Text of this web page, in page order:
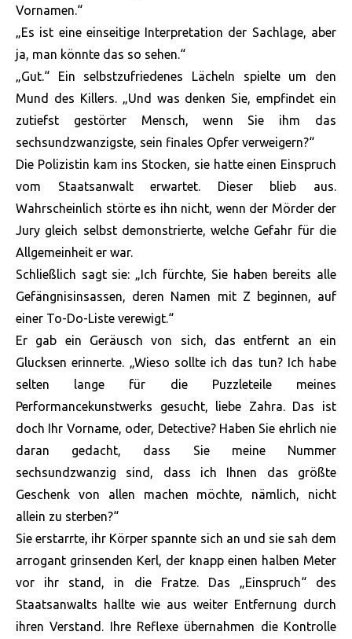
Vornamen.“
„Es ist eine einseitige Interpretation der Sachlage, aber
ja, man könnte das so sehen.“
„Gut.“ Ein selbstzufriedenes Lächeln spielte um den
Mund des Killers. „Und was denken Sie, empfindet ein
zutiefst gestörter Mensch, wenn Sie ihm das
sechsundzwanzigste, sein finales Opfer verweigern?“
Die Polizistin kam ins Stocken, sie hatte einen Einspruch
vom Staatsanwalt erwartet. Dieser blieb aus.
Wahrscheinlich störte es ihn nicht, wenn der Mörder der
Jury gleich selbst demonstrierte, welche Gefahr für die
Allgemeinheit er war.
Schließlich sagt sie: „Ich fürchte, Sie haben bereits alle
Gefängnisinsassen, deren Namen mit Z beginnen, auf
einer To-Do-Liste verewigt.“
Er gab ein Geräusch von sich, das entfernt an ein
Glucksen erinnerte. „Wieso sollte ich das tun? Ich habe
selten lange für die Puzzleteile meines
Performancekunstwerks gesucht, liebe Zahra. Das ist
doch Ihr Vorname, oder, Detective? Haben Sie ehrlich nie
daran gedacht, dass Sie meine Nummer
sechsundzwanzig sind, dass ich Ihnen das größte
Geschenk von allen machen möchte, nämlich, nicht
allein zu sterben?“
Sie erstarrte, ihr Körper spannte sich an und sie sah dem
arrogant grinsenden Kerl, der knapp einen halben Meter
vor ihr stand, in die Fratze. Das „Einspruch“ des
Staatsanwalts hallte wie aus weiter Entfernung durch
ihren Verstand. Ihre Reflexe übernahmen die Kontrolle